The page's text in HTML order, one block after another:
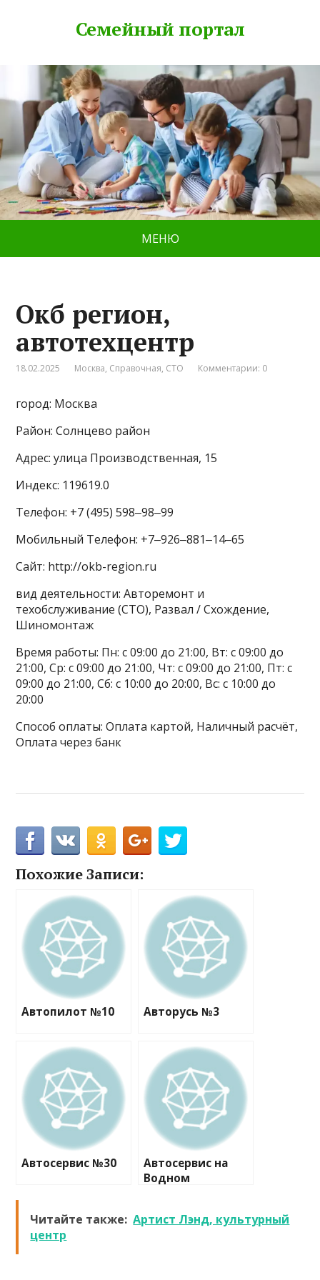
Семейный портал
МЕНЮ
Окб регион,
автотехцентр
18.02.2025 Москва, Справочная, СТО Комментарии: 0
город: Москва
Район: Солнцево район
Адрес: улица Производственная, 15
Индекс: 119619.0
Телефон: +7 (495) 598‒98‒99
Мобильный Телефон: +7‒926‒881‒14‒65
Сайт: http://okb-region.ru
вид деятельности: Авторемонт и
техобслуживание (СТО), Развал / Схождение,
Шиномонтаж
Время работы: Пн: с 09:00 до 21:00, Вт: с 09:00 до
21:00, Ср: с 09:00 до 21:00, Чт: с 09:00 до 21:00, Пт: с
09:00 до 21:00, Сб: с 10:00 до 20:00, Вс: с 10:00 до
20:00
Способ оплаты: Оплата картой, Наличный расчёт,
Оплата через банк
Похожие Записи:
Автопилот №10 Авторусь №3
Автосервис №30
Автосервис на
Водном
Читайте также: Артист Лэнд, культурный
центр